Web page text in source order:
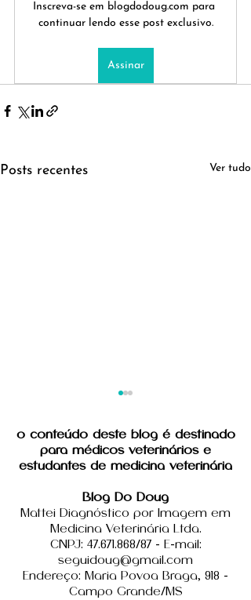
Inscreva-se em blogdodoug.com para
continuar lendo esse post exclusivo.
Assinar
Posts recentes Ver tudo
módulo 3 - o
estômago
o conteúdo deste blog é destinado
para médicos veterinários e
estudantes de medicina veterinária
Blog Do Doug
Mattei Diagnóstico por Imagem em
Medicina Veterinária Ltda.
CNPJ: 47.671.868/87 - E-mail:
seguidoug@gmail.com
Endereço: Maria Povoa Braga, 918 -
Campo Grande/MS